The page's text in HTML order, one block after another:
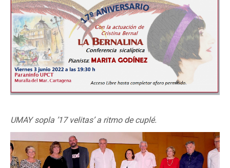
UMAY sopla ’17 velitas’ a ritmo de cuplé.